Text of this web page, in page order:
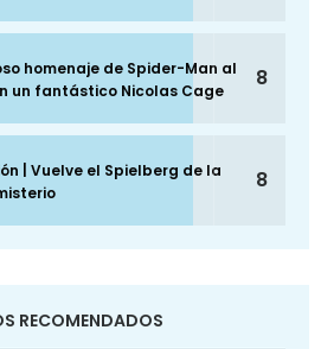
homenaje de Spider-Man al
un fantástico Nicolas Cage
8
| Vuelve el Spielberg de la
8
RECOMENDADOS